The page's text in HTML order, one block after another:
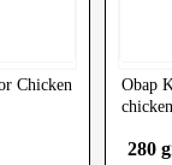
Chicken Obap
chicken
280